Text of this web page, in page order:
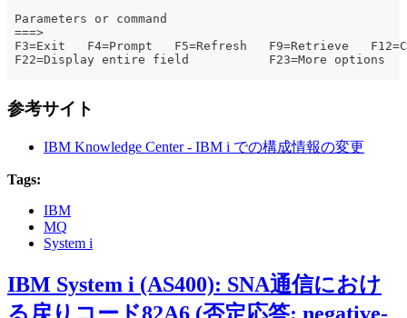
Parameters or command
===>
F3=Exit   F4=Prompt   F5=Refresh   F9=Retrieve
F22=Display entire field           F23=More options
参考サイト
IBM Knowledge Center - IBM i での構成情報の変更
Tags:
IBM
MQ
System i
IBM System i (AS400): SNA通信におけ
る戻りコード82A6 (否定応答: negative-